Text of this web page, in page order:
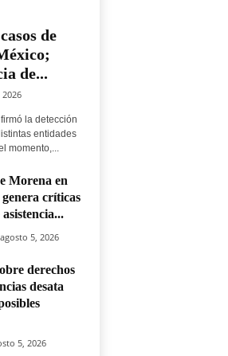
de
de...
la detección
entidades
momento,...
Morena en
críticas
agosto 5, 2026
derechos
desata
5, 2026